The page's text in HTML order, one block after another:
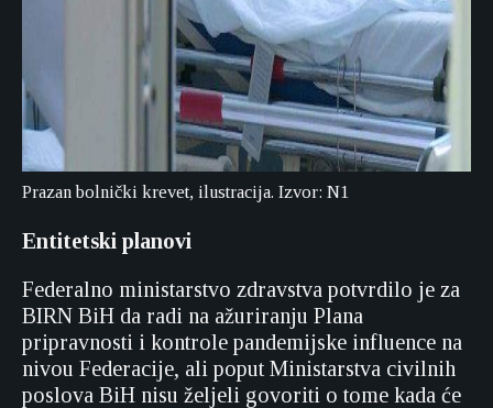
Prazan bolnički krevet, ilustracija. Izvor: N1
Entitetski planovi
Federalno ministarstvo zdravstva potvrdilo je za
BIRN BiH da radi na ažuriranju Plana
pripravnosti i kontrole pandemijske influence na
nivou Federacije, ali poput Ministarstva civilnih
poslova BiH nisu željeli govoriti o tome kada će